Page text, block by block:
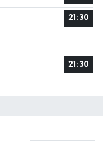
21:30
21:30